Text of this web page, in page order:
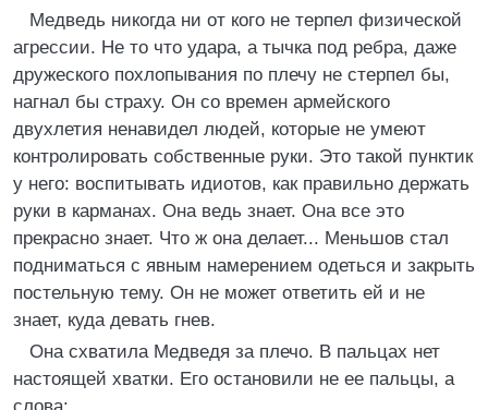
Медведь никогда ни от кого не терпел физической
агрессии. Не то что удара, а тычка под ребра, даже
дружеского похлопывания по плечу не стерпел бы,
нагнал бы страху. Он со времен армейского
двухлетия ненавидел людей, которые не умеют
контролировать собственные руки. Это такой пунктик
у него: воспитывать идиотов, как правильно держать
руки в карманах. Она ведь знает. Она все это
прекрасно знает. Что ж она делает... Меньшов стал
подниматься с явным намерением одеться и закрыть
постельную тему. Он не может ответить ей и не
знает, куда девать гнев.
Она схватила Медведя за плечо. В пальцах нет
настоящей хватки. Его остановили не ее пальцы, а